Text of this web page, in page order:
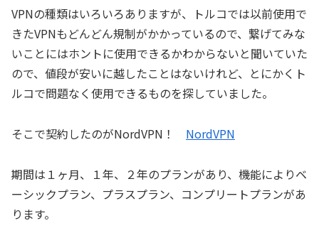
VPNの種類はいろいろありますが、トルコでは以前使用で
きたVPNもどんどん規制がかかっているので、繋げてみな
いことにはホントに使用できるかわからないと聞いていた
ので、値段が安いに越したことはないけれど、とにかくト
ルコで問題なく使用できるものを探していました。
そこで契約したのがNordVPN！ NordVPN
期間は１ヶ月、１年、２年のプランがあり、機能によりベ
ーシックプラン、プラスプラン、コンプリートプランがあ
ります。